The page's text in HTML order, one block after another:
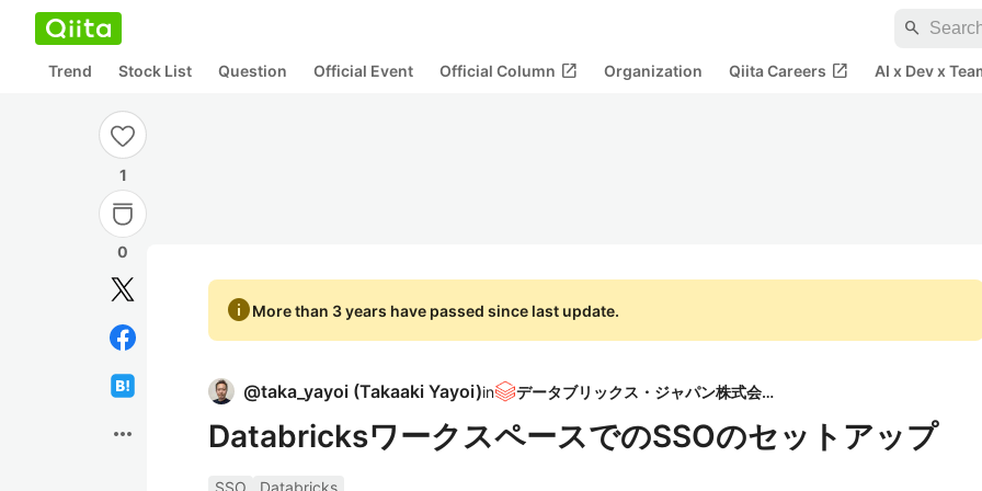
search
Trend Stock List Question Official Event Official Column open_in_new Organization Qiita Careers open_in_new AI x Dev x
1
0
more_horiz
infoMore than 3 years have passed since last update.
@taka_yayoi (Takaaki Yayoi)in データブリックス・ジャパン株式会社
DatabricksワークスペースでのSSOのセットアップ
SSO
Databricks